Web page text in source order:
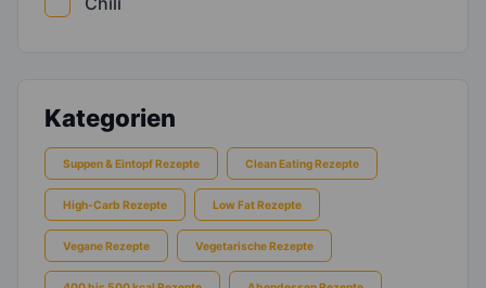
Kategorien
Suppen & Eintopf Rezepte Clean Eating Rezepte
High-Carb Rezepte Low Fat Rezepte
Vegane Rezepte Vegetarische Rezepte